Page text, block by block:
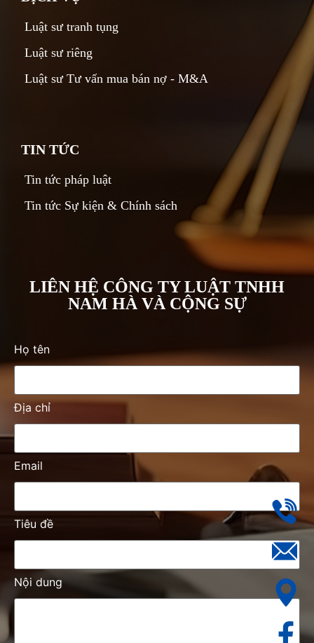
Luật sư tranh tụng
Luật sư riêng
Luật sư Tư vấn mua bán nợ - M&A
TIN TỨC
Tin tức pháp luật
Tin tức Sự kiện & Chính sách
LIÊN HỆ CÔNG TY LUẬT TNHH
NAM HÀ VÀ CỘNG SỰ
Họ tên
Địa chỉ
Email
Tiêu đề
Nội dung